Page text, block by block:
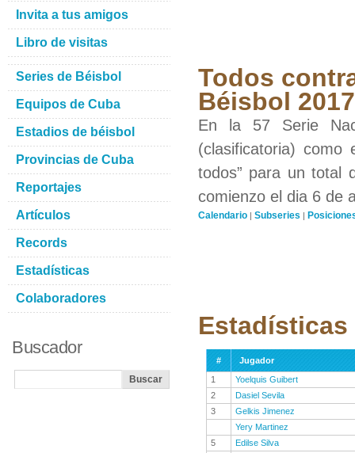
Todos
Béisbol
En la 57 Serie
(clasificatoria) como
todos” para un total
comienzo el dia 6 de
Calendario | Subseries |
#
Jugador
1
Yoelquis Guibert
2
Dasiel Sevila
3
Gelkis Jimenez
Yery Martinez
5
Edilse Silva
Invita a tus amigos
Libro de visitas
Series de Béisbol
Equipos de Cuba
Estadios de béisbol
Provincias de Cuba
Reportajes
Artículos
Records
Estadísticas
Colaboradores
Buscador